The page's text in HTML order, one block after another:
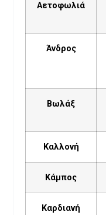
Αετοφωλιά
Άνδρος
Βωλάξ
Καλλονή
Κάμπος
Καρδιανή